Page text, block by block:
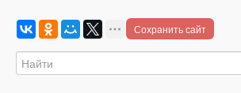
Сохранить сайт